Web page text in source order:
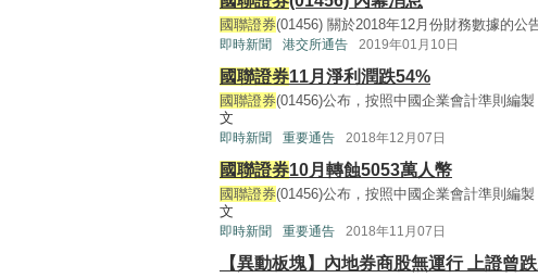
國聯證券(01456) 關於2018年12月份財務數據的公
即時新聞 港交所通告 2019年01月10日
國聯證券11月淨利潤跌54%
國聯證券(01456)公布，按照中國企業會計準則編
文
即時新聞 重要通告 2018年12月07日
國聯證券10月轉蝕5053萬人幣
國聯證券(01456)公布，按照中國企業會計準則編
文
即時新聞 重要通告 2018年11月07日
【異動板塊】內地券商股無運行 上證曾